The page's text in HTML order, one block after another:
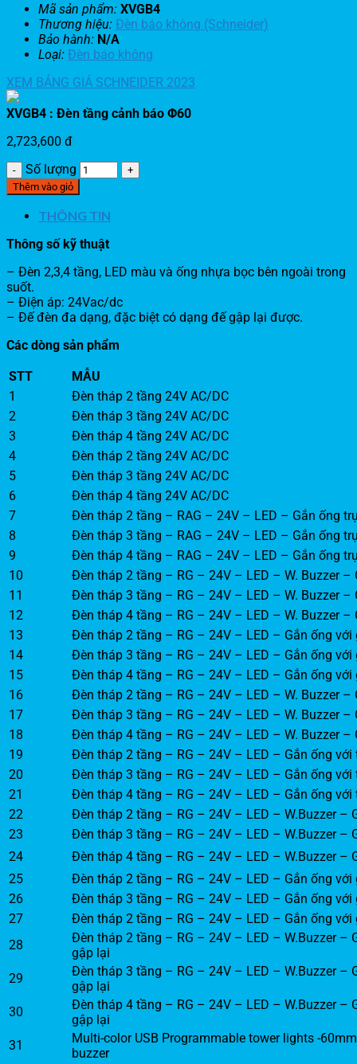
Mã sản phẩm: XVGB4
Thương hiệu: Đèn báo không (Schneider)
Bảo hành: N/A
Loại: Đèn báo không
XEM BẢNG GIÁ SCHNEIDER 2023
XVGB4 : Đèn tầng cảnh báo Φ60
2,723,600 đ
Số lượng
Thêm vào giỏ
THÔNG TIN
Thông số kỹ thuật
– Đèn 2,3,4 tầng, LED màu và ống nhựa bọc bên ngoài trong
suốt.
– Điện áp: 24Vac/dc
– Đế đèn đa dạng, đặc biệt có dạng đế gập lại được.
Các dòng sản phẩm
STT
MẪU
1
Đèn tháp 2 tầng 24V AC/DC
2
Đèn tháp 3 tầng 24V AC/DC
3
Đèn tháp 4 tầng 24V AC/DC
4
Đèn tháp 2 tầng 24V AC/DC
5
Đèn tháp 3 tầng 24V AC/DC
6
Đèn tháp 4 tầng 24V AC/DC
7
Đèn tháp 2 tầng – RAG – 24V – LED – Gắn ống
8
Đèn tháp 3 tầng – RAG – 24V – LED – Gắn ống
9
Đèn tháp 4 tầng – RAG – 24V – LED – Gắn ống
10
Đèn tháp 2 tầng – RG – 24V – LED – W. Buzzer –
11
Đèn tháp 3 tầng – RG – 24V – LED – W. Buzzer –
12
Đèn tháp 4 tầng – RG – 24V – LED – W. Buzzer –
13
Đèn tháp 2 tầng – RG – 24V – LED – Gắn ống với
14
Đèn tháp 3 tầng – RG – 24V – LED – Gắn ống với
15
Đèn tháp 4 tầng – RG – 24V – LED – Gắn ống với
16
Đèn tháp 2 tầng – RG – 24V – LED – W. Buzzer –
17
Đèn tháp 3 tầng – RG – 24V – LED – W. Buzzer –
18
Đèn tháp 4 tầng – RG – 24V – LED – W. Buzzer –
19
Đèn tháp 2 tầng – RG – 24V – LED – Gắn ống
20
Đèn tháp 3 tầng – RG – 24V – LED – Gắn ống
21
Đèn tháp 4 tầng – RG – 24V – LED – Gắn ống
22
Đèn tháp 2 tầng – RG – 24V – LED – W.Buzzer –
23
Đèn tháp 3 tầng – RG – 24V – LED – W.Buzzer –
24
Đèn tháp 4 tầng – RG – 24V – LED – W.Buzzer –
25
Đèn tháp 2 tầng – RG – 24V – LED – Gắn ống
26
Đèn tháp 3 tầng – RG – 24V – LED – Gắn ống
27
Đèn tháp 2 tầng – RG – 24V – LED – Gắn ống
28
Đèn tháp 2 tầng – RG – 24V – LED – W.Buzzer –
gập lại
29
Đèn tháp 3 tầng – RG – 24V – LED – W.Buzzer –
gập lại
30
Đèn tháp 4 tầng – RG – 24V – LED – W.Buzzer –
gập lại
31
Multi-color USB Programmable tower lights -
buzzer